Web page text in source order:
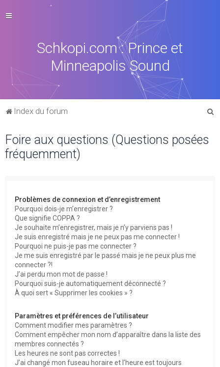
Schkopi.com : Prince et
Minneapolis Sound
Index du forum
Foire aux questions (Questions posées
fréquemment)
Problèmes de connexion et d’enregistrement
Pourquoi dois-je m’enregistrer ?
Que signifie COPPA ?
Je souhaite m’enregistrer, mais je n’y parviens pas !
Je suis enregistré mais je ne peux pas me connecter !
Pourquoi ne puis-je pas me connecter ?
Je me suis enregistré par le passé mais je ne peux plus me
connecter ?!
J’ai perdu mon mot de passe !
Pourquoi suis-je automatiquement déconnecté ?
À quoi sert « Supprimer les cookies » ?
Paramètres et préférences de l’utilisateur
Comment modifier mes paramètres ?
Comment empêcher mon nom d’apparaître dans la liste des
membres connectés ?
Les heures ne sont pas correctes !
J’ai changé mon fuseau horaire et l’heure est toujours